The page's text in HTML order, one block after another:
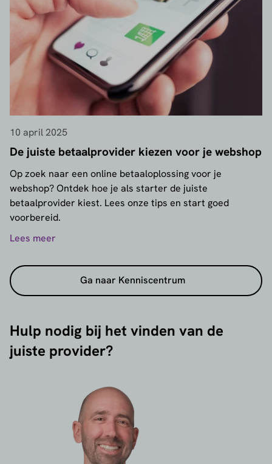
10 april 2025
De juiste betaalprovider kiezen voor je webshop
Op zoek naar een online betaaloplossing voor je
webshop? Ontdek hoe je als starter de juiste
betaalprovider kiest. Lees onze tips en start goed
voorbereid.
Lees meer
Ga naar Kenniscentrum
Hulp nodig bij het vinden van de
juiste provider?